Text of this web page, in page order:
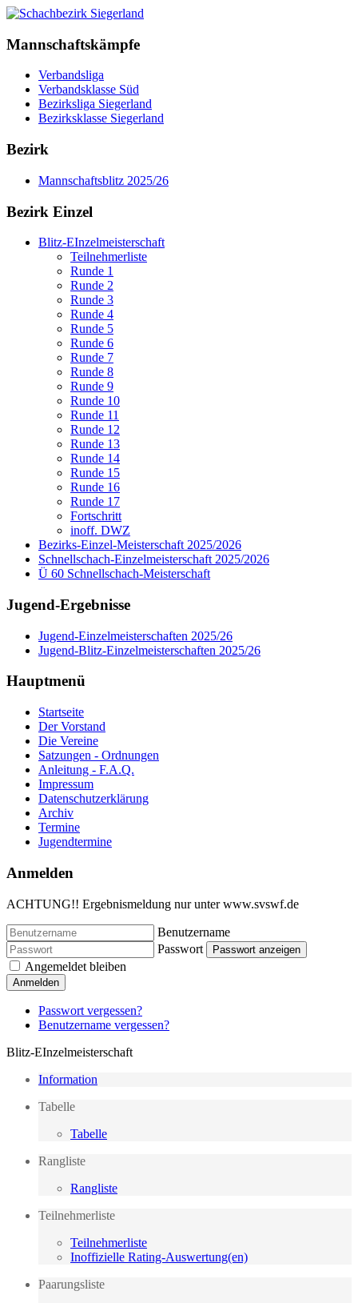
Mannschaftskämpfe
Verbandsliga
Verbandsklasse Süd
Bezirksliga Siegerland
Bezirksklasse Siegerland
Bezirk
Mannschaftsblitz 2025/26
Bezirk Einzel
Blitz-EInzelmeisterschaft
Teilnehmerliste
Runde 1
Runde 2
Runde 3
Runde 4
Runde 5
Runde 6
Runde 7
Runde 8
Runde 9
Runde 10
Runde 11
Runde 12
Runde 13
Runde 14
Runde 15
Runde 16
Runde 17
Fortschritt
inoff. DWZ
Bezirks-Einzel-Meisterschaft 2025/2026
Schnellschach-Einzelmeisterschaft 2025/2026
Ü 60 Schnellschach-Meisterschaft
Jugend-Ergebnisse
Jugend-Einzelmeisterschaften 2025/26
Jugend-Blitz-Einzelmeisterschaften 2025/26
Hauptmenü
Startseite
Der Vorstand
Die Vereine
Satzungen - Ordnungen
Anleitung - F.A.Q.
Impressum
Datenschutzerklärung
Archiv
Termine
Jugendtermine
Anmelden
ACHTUNG!! Ergebnismeldung nur unter www.svswf.de
Benutzername
Passwort
Passwort anzeigen
Angemeldet bleiben
Anmelden
Passwort vergessen?
Benutzername vergessen?
Blitz-EInzelmeisterschaft
Information
Tabelle
Tabelle
Rangliste
Rangliste
Teilnehmerliste
Teilnehmerliste
Inoffizielle Rating-Auswertung(en)
Paarungsliste